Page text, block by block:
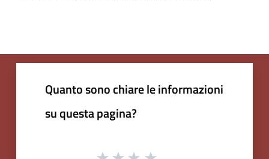
Quanto sono chiare le informazioni
su questa pagina?